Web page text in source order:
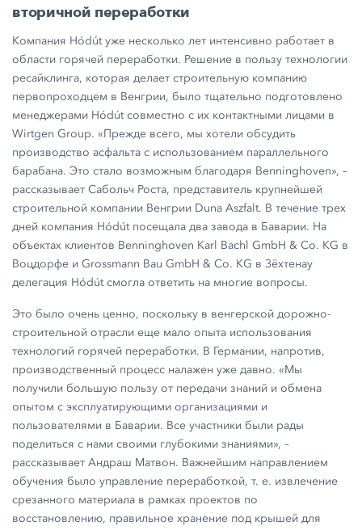
вторичной переработки
Компания Hódút уже несколько лет интенсивно работает в
области горячей переработки. Решение в пользу технологии
ресайклинга, которая делает строительную компанию
первопроходцем в Венгрии, было тщательно подготовлено
менеджерами Hódút совместно с их контактными лицами в
Wirtgen Group. «Прежде всего, мы хотели обсудить
производство асфальта с использованием параллельного
барабана. Это стало возможным благодаря Benninghoven», –
рассказывает Сабольч Роста, представитель крупнейшей
строительной компании Венгрии Duna Aszfalt. В течение трех
дней компания Hódút посещала два завода в Баварии. На
объектах клиентов Benninghoven Karl BachlGmbH & Co. KG в
Воцдорфе и Grossmann BauGmbH & Co. KG в Зёхтенау
делегация Hódút смогла ответить на многие вопросы.
Это было очень ценно, поскольку в венгерской дорожно-
строительной отрасли еще мало опыта использования
технологий горячей переработки. В Германии, напротив,
производственный процесс налажен уже давно. «Мы
получили большую пользу от передачи знаний и обмена
опытом с эксплуатирующими организациями и
пользователями в Баварии. Все участники были рады
поделиться с нами своими глубокими знаниями», –
рассказывает Андраш Матвон. Важнейшим направлением
обучения было управление переработкой, т. е. извлечение
срезанного материала в рамках проектов по
восстановлению, правильное хранение под крышей для